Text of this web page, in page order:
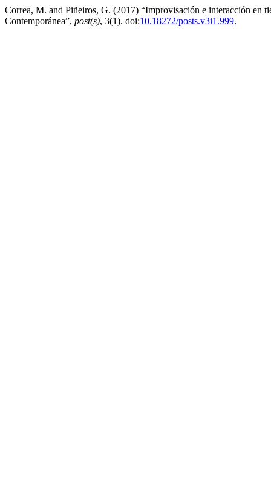
Correa, M. and Piñeiros, G. (2017) “Improvisación e interacción en
Contemporánea”, post(s), 3(1). doi:10.18272/posts.v3i1.999.